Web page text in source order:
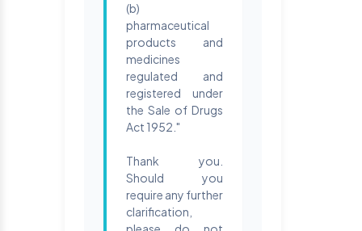
(b)
pharmaceutical
products and
medicines
regulated and
registered under
the Sale of Drugs
Act 1952."
Thank you.
Should you
require any further
clarification,